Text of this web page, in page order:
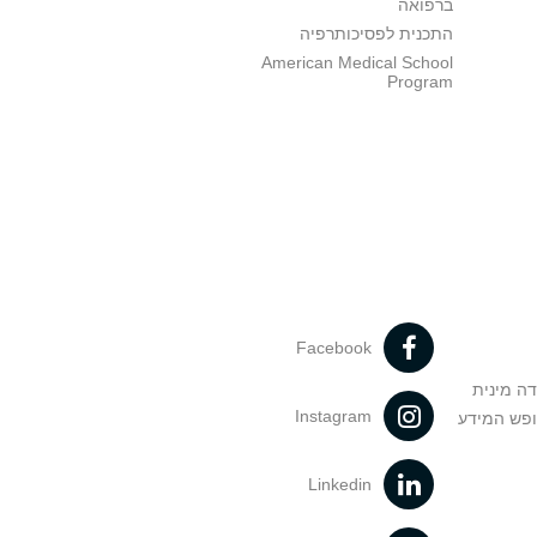
ברפואה
התכנית לפסיכותרפיה
American Medical School
Program
מינית
המידע
Facebook
Instagram
Linkedin